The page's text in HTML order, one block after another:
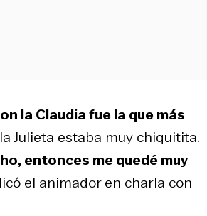
la Claudia fue la que más
Julieta estaba muy chiquitita.
entonces me quedé muy
el animador en charla con